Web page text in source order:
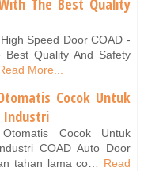
Speed Door COAD -
Quality And Safety
More...
Cocok Untuk
Industri
Cocok Untuk
COAD Auto Door
tahan lama co…
Read